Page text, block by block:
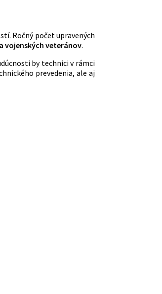
Ročný počet upravených
vojenských veteránov.
by technici v rámci
prevedenia, ale aj